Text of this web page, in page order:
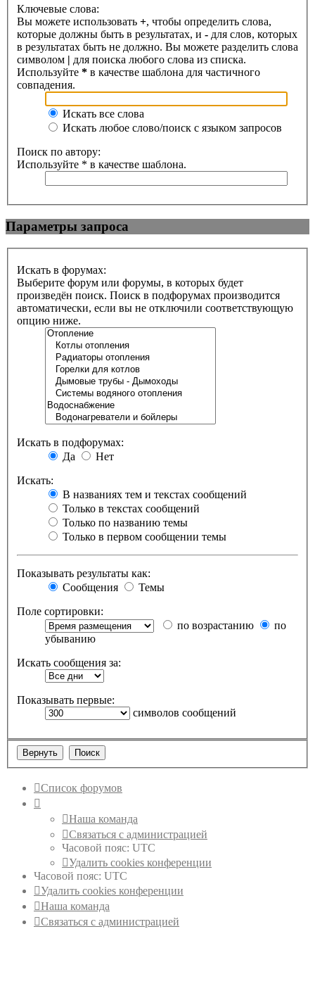
Ключевые слова:
Вы можете использовать +, чтобы определить слова,
которые должны быть в результатах, и - для слов, которых
в результатах быть не должно. Вы можете разделить слова
символом | для поиска любого слова из списка.
Используйте * в качестве шаблона для частичного
совпадения.
Искать все слова
Искать любое слово/поиск с языком запросов
Поиск по автору:
Используйте * в качестве шаблона.
Параметры запроса
Искать в форумах:
Выберите форум или форумы, в которых будет
произведён поиск. Поиск в подфорумах производится
автоматически, если вы не отключили соответствующую
опцию ниже.
Искать в подфорумах:
Да
Нет
Искать:
В названиях тем и текстах сообщений
Только в текстах сообщений
Только по названию темы
Только в первом сообщении темы
Показывать результаты как:
Сообщения
Темы
Поле сортировки:
по возрастанию
по
убыванию
Искать сообщения за:
Показывать первые:
символов сообщений
Список форумов
Наша команда
Связаться с администрацией
Часовой пояс: UTC
Удалить cookies конференции
Часовой пояс: UTC
Удалить cookies конференции
Наша команда
Связаться с администрацией